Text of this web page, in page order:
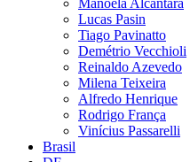
Lucas Pasin
Tiago Pavinatto
Demétrio Vecchioli
Reinaldo Azevedo
Milena Teixeira
Alfredo Henrique
Rodrigo França
Vinícius Passarelli
Brasil